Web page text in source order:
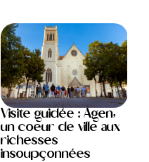
Visite guidée : Agen,
un coeur de ville aux
richesses
insoupçonnées